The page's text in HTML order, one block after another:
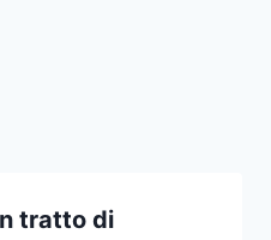
tratto di